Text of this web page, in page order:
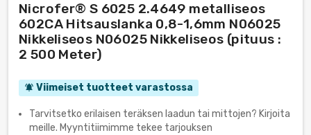
Nicrofer® S 6025 2.4649 metalliseos
602CA Hitsauslanka 0,8-1,6mm N06025
Nikkeliseos N06025 Nikkeliseos (pituus :
2 500 Meter)
notifications_active Viimeiset tuotteet varastossa
Tarvitsetko erilaisen teräksen laadun tai mittojen? Kirjoita
meille. Myyntitiimimme tekee tarjouksen